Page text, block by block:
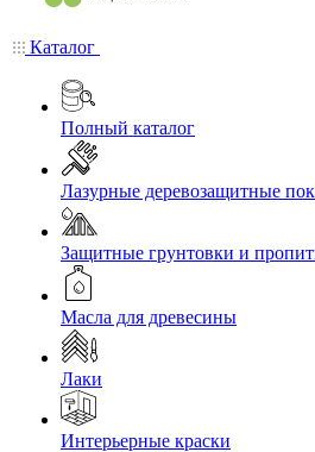
Каталог
Полный каталог
Лазурные деревозащитные
Защитные грунтовки и
Масла для древесины
Лаки
Интерьерные краски